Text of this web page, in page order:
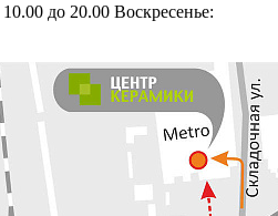
до 20.00 Воскресенье: